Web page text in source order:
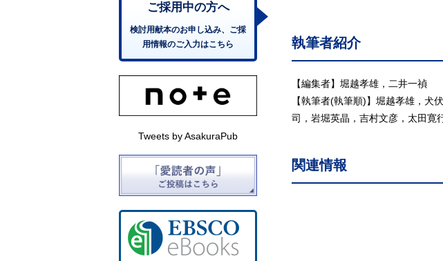
2. 土壌微生物を制御する水，空気
2.1 水分
2.2 空気
2.3 温度
2.4 pH
3.1 根から出る物質・根が与え
3.2 菌根共生
執筆者紹介
【編集者】堀越孝雄，二井一禎
【執筆者(執筆順)】堀越孝雄，
司，岩堀英晶，吉村文彦，太田寛
関連情報
ご採用中の方へ
検討用献本のお申し込み、ご採
用情報のご入力はこちら
Tweets by AsakuraPub